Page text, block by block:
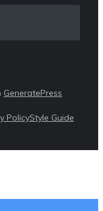
GeneratePress
PolicyStyle Guide